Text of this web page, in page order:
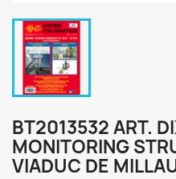
BT2013532 ART.
MONITORING
VIADUC DE